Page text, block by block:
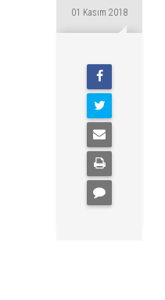
01 Kasım 2018